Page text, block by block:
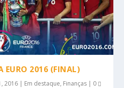
EURO 2016 (FINAL)
2016 | Em destaque, Finanças | 0